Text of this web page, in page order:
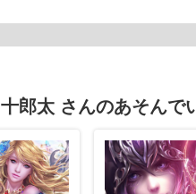
十郎太 さんのあそんで